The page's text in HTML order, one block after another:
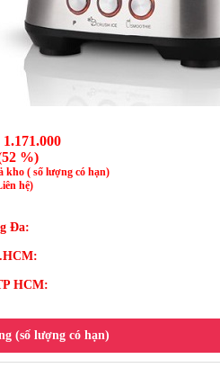
52 %)
kho ( số lượng có hạn)
hệ)
Đa:
HCM:
(số lượng có hạn)